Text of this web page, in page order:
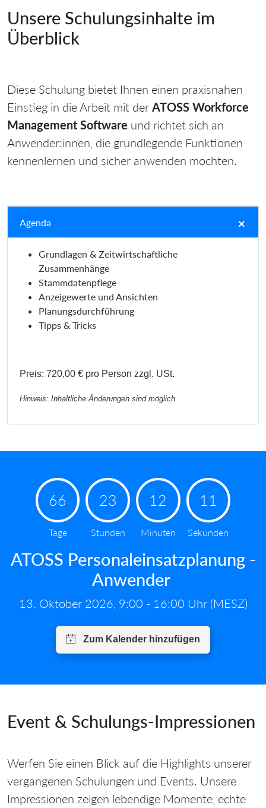
Unsere Schulungsinhalte im
Überblick
Diese Schulung bietet Ihnen einen praxisnahen
Einstieg in die Arbeit mit der ATOSS Workforce
Management Software und richtet sich an
Anwender:innen, die grundlegende Funktionen
kennenlernen und sicher anwenden möchten.
Agenda
Grundlagen & Zeitwirtschaftliche
Zusammenhänge
Stammdatenpflege
Anzeigewerte und Ansichten
Planungsdurchführung
Tipps & Tricks
Preis: 720,00 € pro Person zzgl. USt.
Hinweis: Inhaltliche Änderungen sind möglich
66
Tage
23
Stunden
12
Minuten
11
Sekunden
ATOSS Personaleinsatzplanung -
Anwender
13. Oktober 2026, 9:00 - 16:00 Uhr (MESZ)
Event & Schulungs‑Impressionen
Werfen Sie einen Blick auf die Highlights unserer
vergangenen Schulungen und Events. Unsere
Impressionen zeigen lebendige Momente, echte